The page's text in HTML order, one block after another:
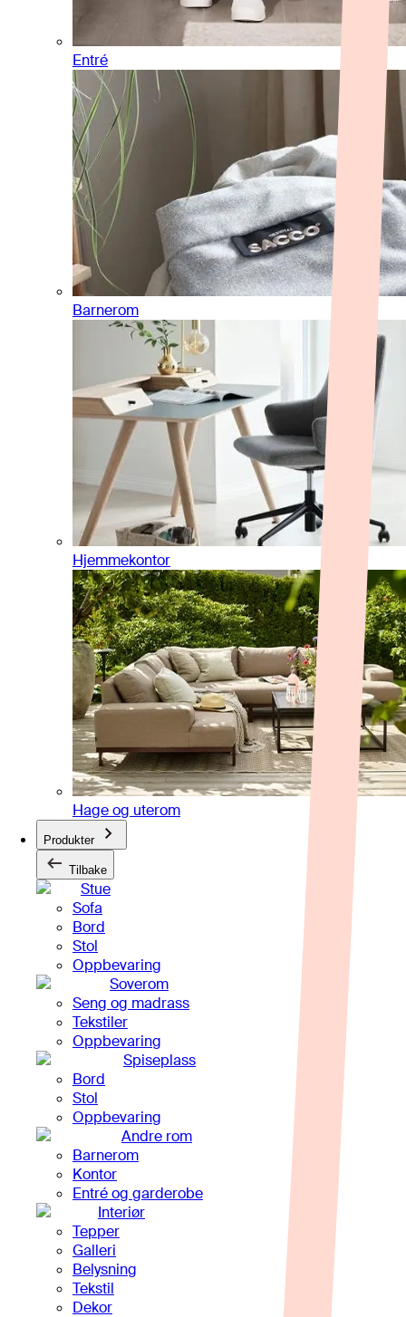
Entré
Barnerom
Hjemmekontor
Hage og uterom
Produkter
Tilbake
Stue
Sofa
Bord
Stol
Oppbevaring
Soverom
Seng og madrass
Tekstiler
Oppbevaring
Spiseplass
Bord
Stol
Oppbevaring
Andre rom
Barnerom
Kontor
Entré og garderobe
Interiør
Tepper
Galleri
Belysning
Tekstil
Dekor